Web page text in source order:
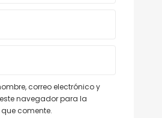
correo electrónico y
navegador para la
comente.